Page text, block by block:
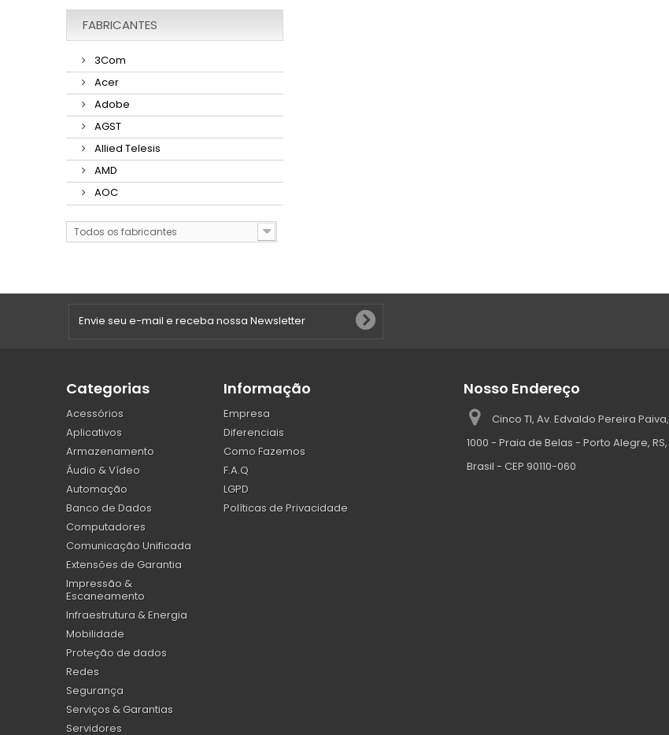
FABRICANTES
3Com
Acer
Adobe
AGST
Allied Telesis
AMD
AOC
Todos os fabricantes
Categorias
Acessórios
Aplicativos
Armazenamento
Áudio & Vídeo
Automação
Banco de Dados
Computadores
Comunicação Unificada
Extensões de Garantia
Impressão &
Escaneamento
Infraestrutura & Energia
Mobilidade
Proteção de dados
Redes
Segurança
Serviços & Garantias
Servidores
Informação
Empresa
Diferenciais
Como Fazemos
F.A.Q
LGPD
Políticas de Privacidade
Nosso Endereço
Cinco TI, Av. Edvaldo Pereira Paiva,
1000 - Praia de Belas - Porto Alegre, RS,
Brasil - CEP 90110-060